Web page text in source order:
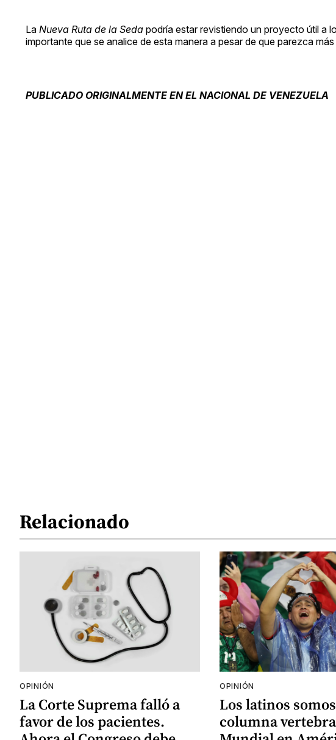
La Nueva Ruta de la Seda podría estar revistiendo un proyecto útil a
importante que se analice de esta manera a pesar de que parezca
PUBLICADO ORIGINALMENTE EN EL NACIONAL DE VENEZUELA
Relacionado
OPINIÓN
La Corte Suprema falló a
favor de los pacientes.
OPINIÓN
Los latinos
columna